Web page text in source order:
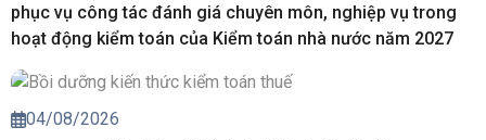
phục vụ công tác đánh giá chuyên môn, nghiệp vụ trong
hoạt động kiểm toán của Kiểm toán nhà nước năm 2027
04/08/2026